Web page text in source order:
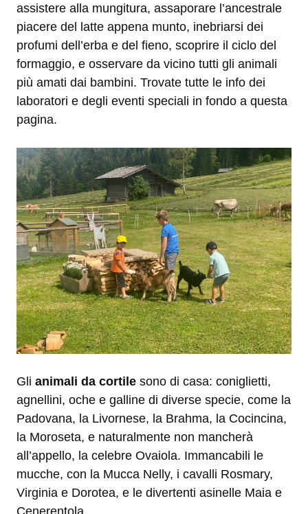
assistere alla mungitura, assaporare l’ancestrale
piacere del latte appena munto, inebriarsi dei
profumi dell’erba e del fieno, scoprire il ciclo del
formaggio, e osservare da vicino tutti gli animali
più amati dai bambini. Trovate tutte le info dei
laboratori e degli eventi speciali in fondo a questa
pagina.
Gli animali da cortile sono di casa: coniglietti,
agnellini, oche e galline di diverse specie, come la
Padovana, la Livornese, la Brahma, la Cocincina,
la Moroseta, e naturalmente non mancherà
all’appello, la celebre Ovaiola. Immancabili le
mucche, con la Mucca Nelly, i cavalli Rosmary,
Virginia e Dorotea, e le divertenti asinelle Maia e